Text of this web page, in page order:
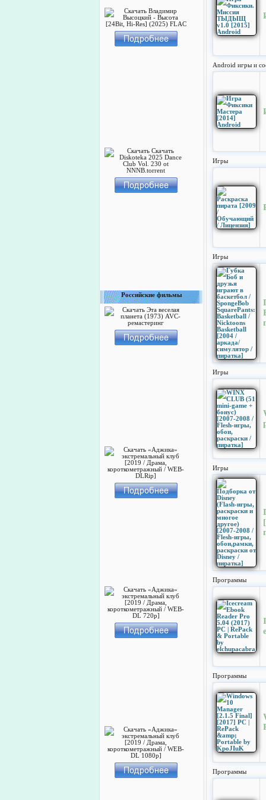
Российские фильмы
Android игры и
Игры
Игры
Игры
Игры
Программы
Программы
Программы